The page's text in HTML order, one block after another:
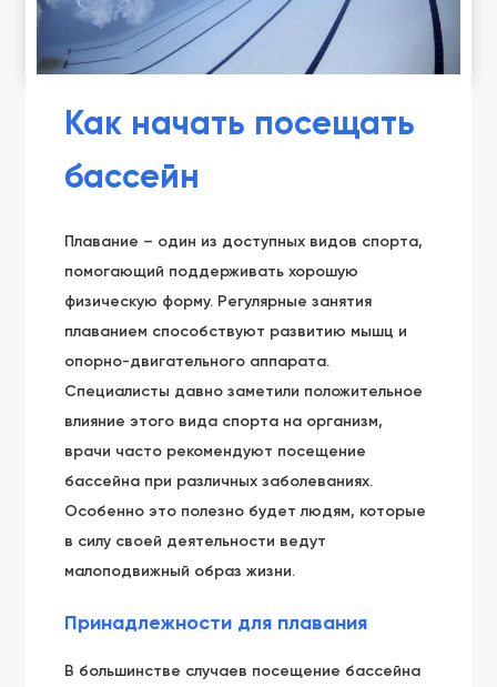
Как начать посещать
бассейн
Плавание – один из доступных видов спорта,
помогающий поддерживать хорошую
физическую форму. Регулярные занятия
плаванием способствуют развитию мышц и
опорно-двигательного аппарата.
Специалисты давно заметили положительное
влияние этого вида спорта на организм,
врачи часто рекомендуют посещение
бассейна при различных заболеваниях.
Особенно это полезно будет людям, которые
в силу своей деятельности ведут
малоподвижный образ жизни.
Принадлежности для плавания
В большинстве случаев посещение бассейна